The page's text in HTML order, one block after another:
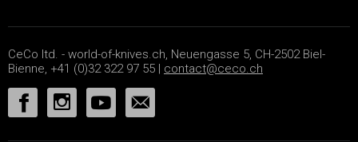
CeCo ltd. - world-of-knives.ch, Neuengasse 5, CH-2502 Biel-
Bienne, +41 (0)32 322 97 55 | contact@ceco.ch